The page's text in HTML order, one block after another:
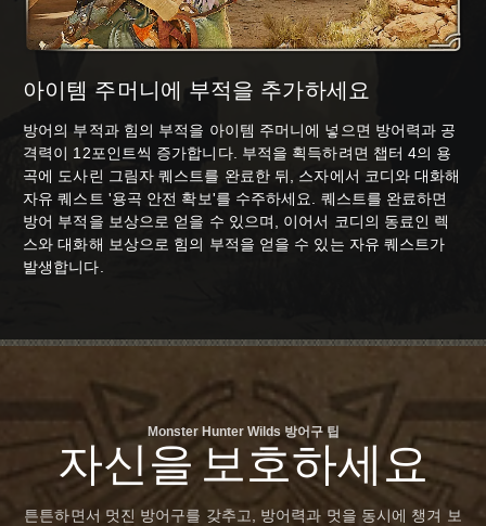
아이템 주머니에 부적을 추가하세요
방어의 부적과 힘의 부적을 아이템 주머니에 넣으면 방어력과 공
격력이 12포인트씩 증가합니다. 부적을 획득하려면 챕터 4의 용
곡에 도사린 그림자 퀘스트를 완료한 뒤, 스자에서 코디와 대화해
자유 퀘스트 '용곡 안전 확보'를 수주하세요. 퀘스트를 완료하면
방어 부적을 보상으로 얻을 수 있으며, 이어서 코디의 동료인 렉
스와 대화해 보상으로 힘의 부적을 얻을 수 있는 자유 퀘스트가
발생합니다.
Monster Hunter Wilds 방어구 팁
자신을 보호하세요
튼튼하면서 멋진 방어구를 갖추고, 방어력과 멋을 동시에 챙겨 보